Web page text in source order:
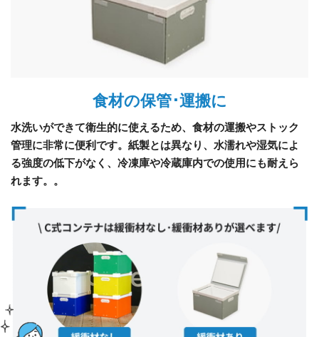
食材の保管･運搬に
水洗いができて衛生的に使えるため、食材の運搬やストック
管理に非常に便利です。紙製とは異なり、水濡れや湿気によ
る強度の低下がなく、冷凍庫や冷蔵庫内での使用にも耐えら
れます。。